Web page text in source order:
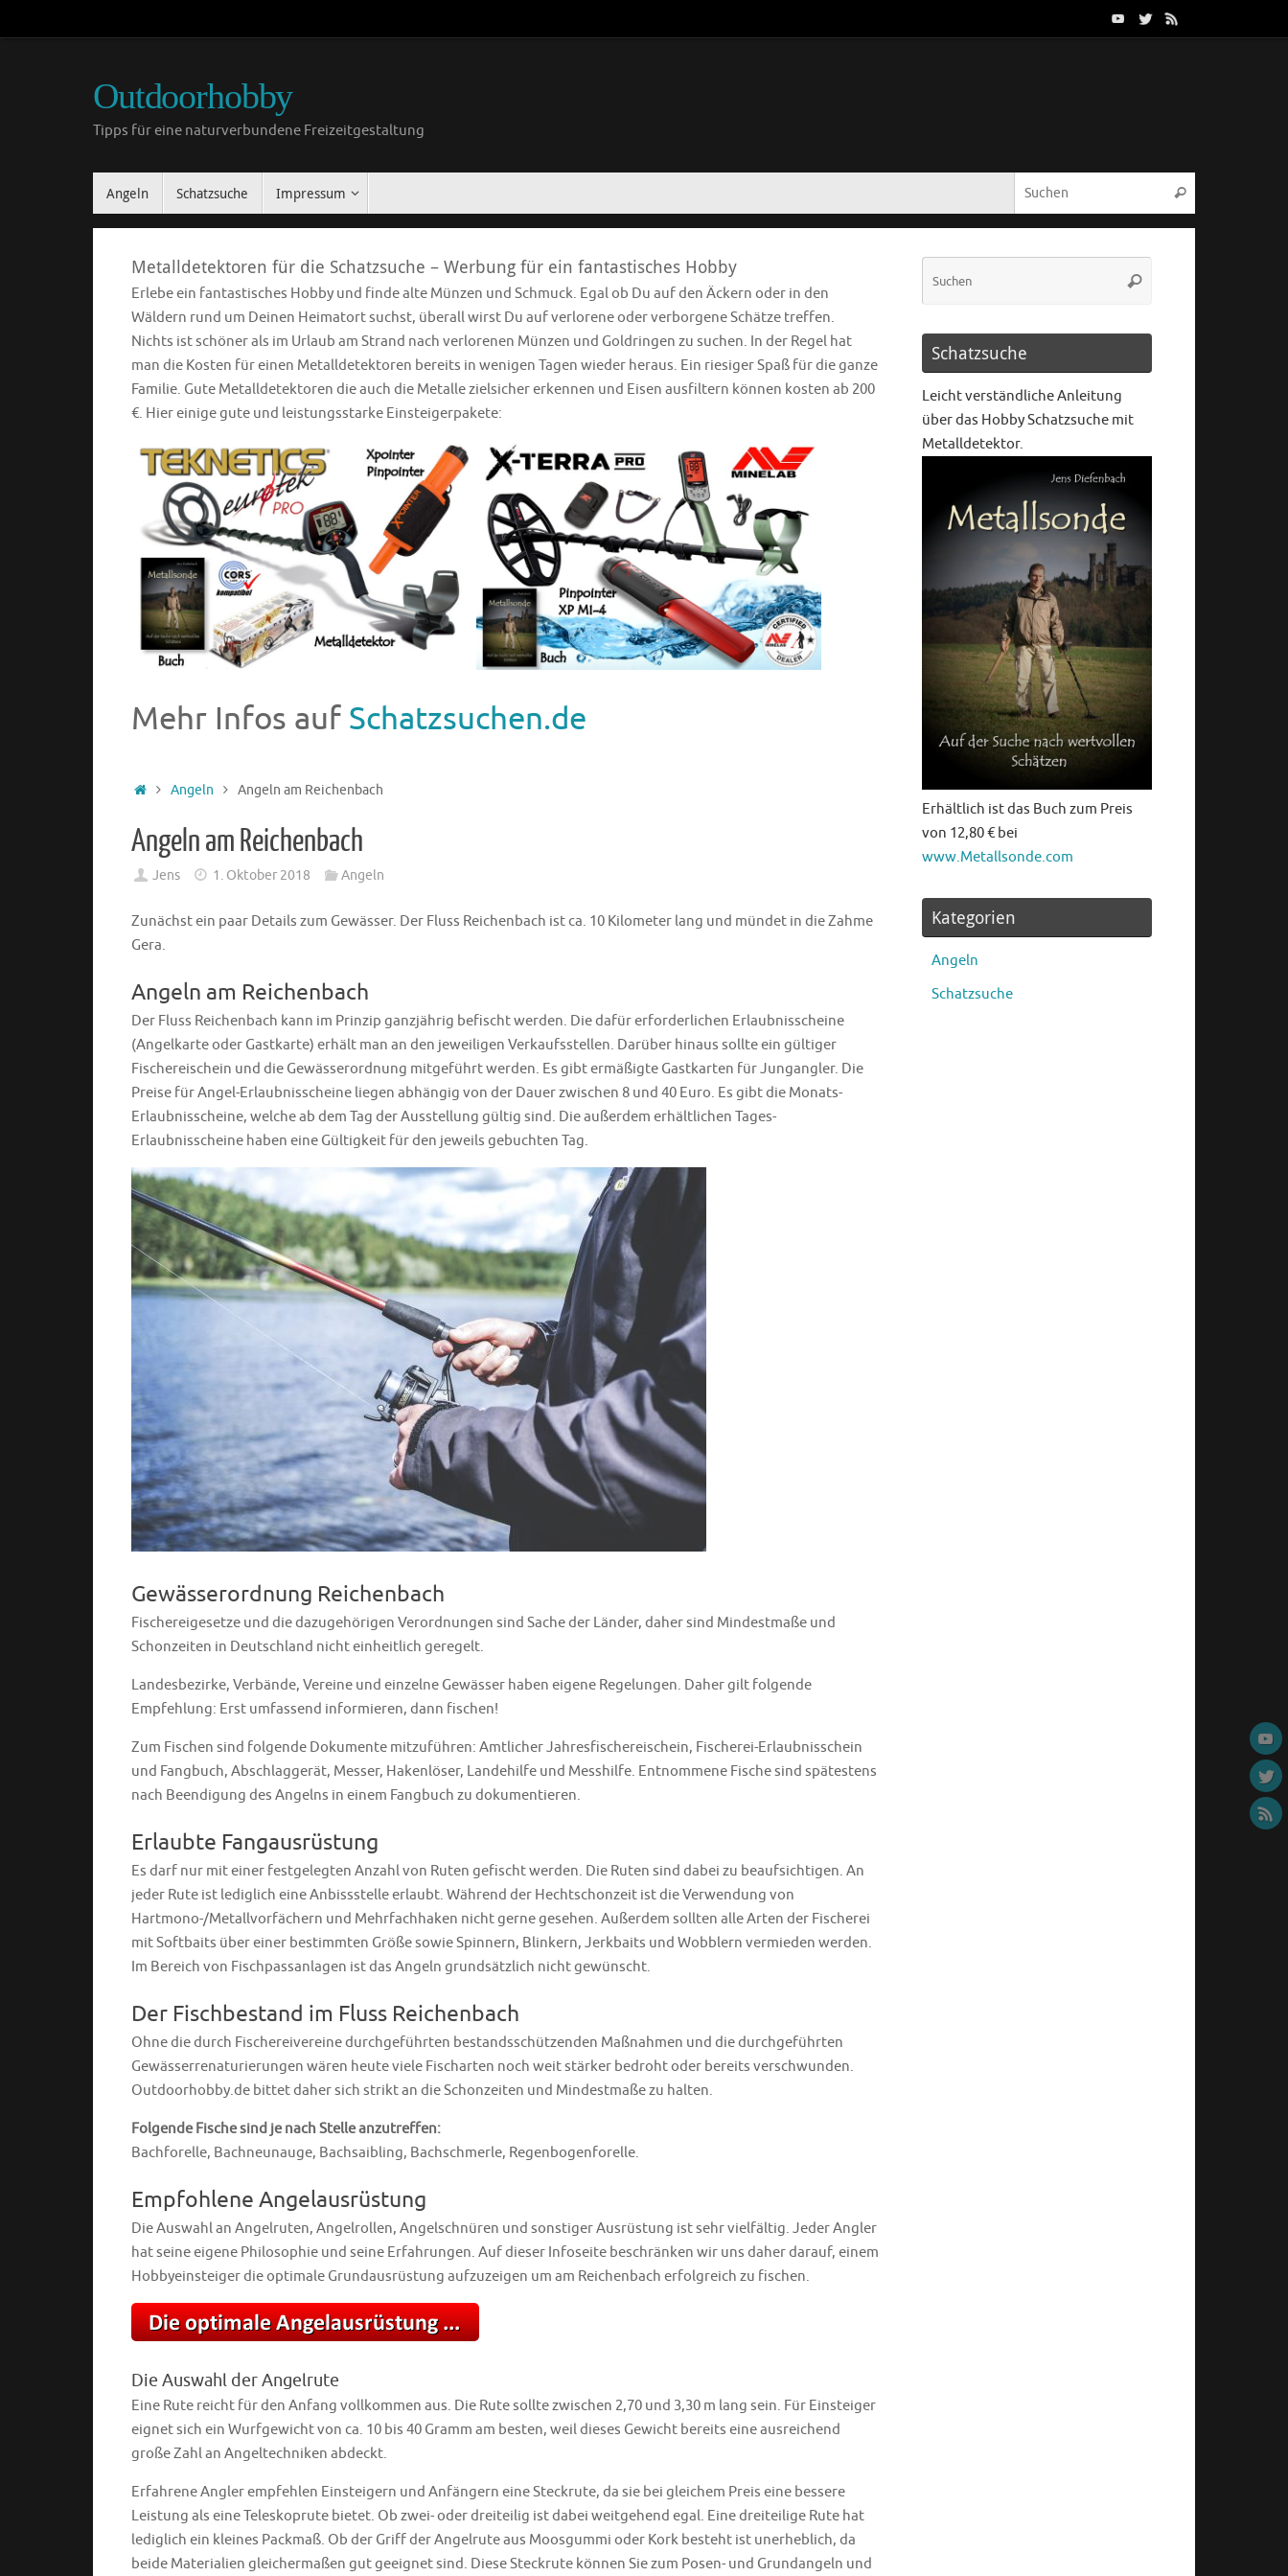
Outdoorhobby
Tipps für eine naturverbundene Freizeitgestaltung
Angeln Schatzsuche Impressum
Metalldetektoren für die Schatzsuche – Werbung für ein fantastisches Hobby
Erlebe ein fantastisches Hobby und finde alte Münzen und Schmuck. Egal ob Du auf den Äckern oder in den
Wäldern rund um Deinen Heimatort suchst, überall wirst Du auf verlorene oder verborgene Schätze treffen.
Nichts ist schöner als im Urlaub am Strand nach verlorenen Münzen und Goldringen zu suchen. In der Regel hat
man die Kosten für einen Metalldetektoren bereits in wenigen Tagen wieder heraus. Ein riesiger Spaß für die ganze
Familie. Gute Metalldetektoren die auch die Metalle zielsicher erkennen und Eisen ausfiltern können kosten ab 200
€. Hier einige gute und leistungsstarke Einsteigerpakete:
Mehr Infos auf Schatzsuchen.de
Angeln Angeln am Reichenbach
Angeln am Reichenbach
Jens 1. Oktober 2018 Angeln
Zunächst ein paar Details zum Gewässer. Der Fluss Reichenbach ist ca. 10 Kilometer lang und mündet in die Zahme
Gera.
Angeln am Reichenbach
Der Fluss Reichenbach kann im Prinzip ganzjährig befischt werden. Die dafür erforderlichen Erlaubnisscheine
(Angelkarte oder Gastkarte) erhält man an den jeweiligen Verkaufsstellen. Darüber hinaus sollte ein gültiger
Fischereischein und die Gewässerordnung mitgeführt werden. Es gibt ermäßigte Gastkarten für Jungangler. Die
Preise für Angel-Erlaubnisscheine liegen abhängig von der Dauer zwischen 8 und 40 Euro. Es gibt die Monats-
Erlaubnisscheine, welche ab dem Tag der Ausstellung gültig sind. Die außerdem erhältlichen Tages-
Erlaubnisscheine haben eine Gültigkeit für den jeweils gebuchten Tag.
Gewässerordnung Reichenbach
Fischereigesetze und die dazugehörigen Verordnungen sind Sache der Länder, daher sind Mindestmaße und
Schonzeiten in Deutschland nicht einheitlich geregelt.
Landesbezirke, Verbände, Vereine und einzelne Gewässer haben eigene Regelungen. Daher gilt folgende
Empfehlung: Erst umfassend informieren, dann fischen!
Zum Fischen sind folgende Dokumente mitzuführen: Amtlicher Jahresfischereischein, Fischerei-Erlaubnisschein
und Fangbuch, Abschlaggerät, Messer, Hakenlöser, Landehilfe und Messhilfe. Entnommene Fische sind spätestens
nach Beendigung des Angelns in einem Fangbuch zu dokumentieren.
Erlaubte Fangausrüstung
Es darf nur mit einer festgelegten Anzahl von Ruten gefischt werden. Die Ruten sind dabei zu beaufsichtigen. An
jeder Rute ist lediglich eine Anbissstelle erlaubt. Während der Hechtschonzeit ist die Verwendung von
Hartmono-/Metallvorfächern und Mehrfachhaken nicht gerne gesehen. Außerdem sollten alle Arten der Fischerei
mit Softbaits über einer bestimmten Größe sowie Spinnern, Blinkern, Jerkbaits und Wobblern vermieden werden.
Im Bereich von Fischpassanlagen ist das Angeln grundsätzlich nicht gewünscht.
Der Fischbestand im Fluss Reichenbach
Ohne die durch Fischereivereine durchgeführten bestandsschützenden Maßnahmen und die durchgeführten
Gewässerrenaturierungen wären heute viele Fischarten noch weit stärker bedroht oder bereits verschwunden.
Outdoorhobby.de bittet daher sich strikt an die Schonzeiten und Mindestmaße zu halten.
Folgende Fische sind je nach Stelle anzutreffen:
Bachforelle, Bachneunauge, Bachsaibling, Bachschmerle, Regenbogenforelle.
Empfohlene Angelausrüstung
Die Auswahl an Angelruten, Angelrollen, Angelschnüren und sonstiger Ausrüstung ist sehr vielfältig. Jeder Angler
hat seine eigene Philosophie und seine Erfahrungen. Auf dieser Infoseite beschränken wir uns daher darauf, einem
Hobbyeinsteiger die optimale Grundausrüstung aufzuzeigen um am Reichenbach erfolgreich zu fischen.
Die Auswahl der Angelrute
Eine Rute reicht für den Anfang vollkommen aus. Die Rute sollte zwischen 2,70 und 3,30 m lang sein. Für Einsteiger
eignet sich ein Wurfgewicht von ca. 10 bis 40 Gramm am besten, weil dieses Gewicht bereits eine ausreichend
große Zahl an Angeltechniken abdeckt.
Erfahrene Angler empfehlen Einsteigern und Anfängern eine Steckrute, da sie bei gleichem Preis eine bessere
Leistung als eine Teleskoprute bietet. Ob zwei- oder dreiteilig ist dabei weitgehend egal. Eine dreiteilige Rute hat
lediglich ein kleines Packmaß. Ob der Griff der Angelrute aus Moosgummi oder Kork besteht ist unerheblich, da
beide Materialien gleichermaßen gut geeignet sind. Diese Steckrute können Sie zum Posen- und Grundangeln und
Schatzsuche
Leicht verständliche Anleitung
über das Hobby Schatzsuche mit
Metalldetektor.
Erhältlich ist das Buch zum Preis
von 12,80 € bei
www.Metallsonde.com
Kategorien
Angeln
Schatzsuche